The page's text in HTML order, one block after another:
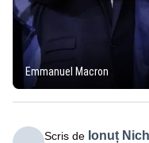
Emmanuel Macron
Scris de Ionuț